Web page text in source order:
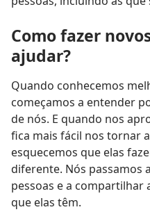
Como fazer
ajudar?
Quando conhecemos
começamos a entender
de nós. E quando nos
fica mais fácil nos tornar
esquecemos que elas
diferente. Nós passamos
pessoas e a compartilhar
que elas têm.